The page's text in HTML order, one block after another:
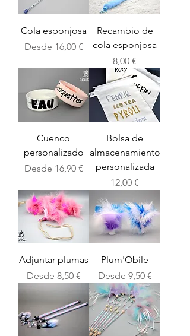
Cola esponjosa
Desde 16,00 €
Precio de oferta
Recambio de
cola esponjosa
Precio
8,00 €
Cuenco
personalizado
Desde 16,90 €
Precio de oferta
Bolsa de
almacenamiento
personalizada
Precio
12,00 €
Adjuntar plumas
Desde 8,50 €
Precio de oferta
Plum'Obile
Desde 9,50 €
Precio de oferta